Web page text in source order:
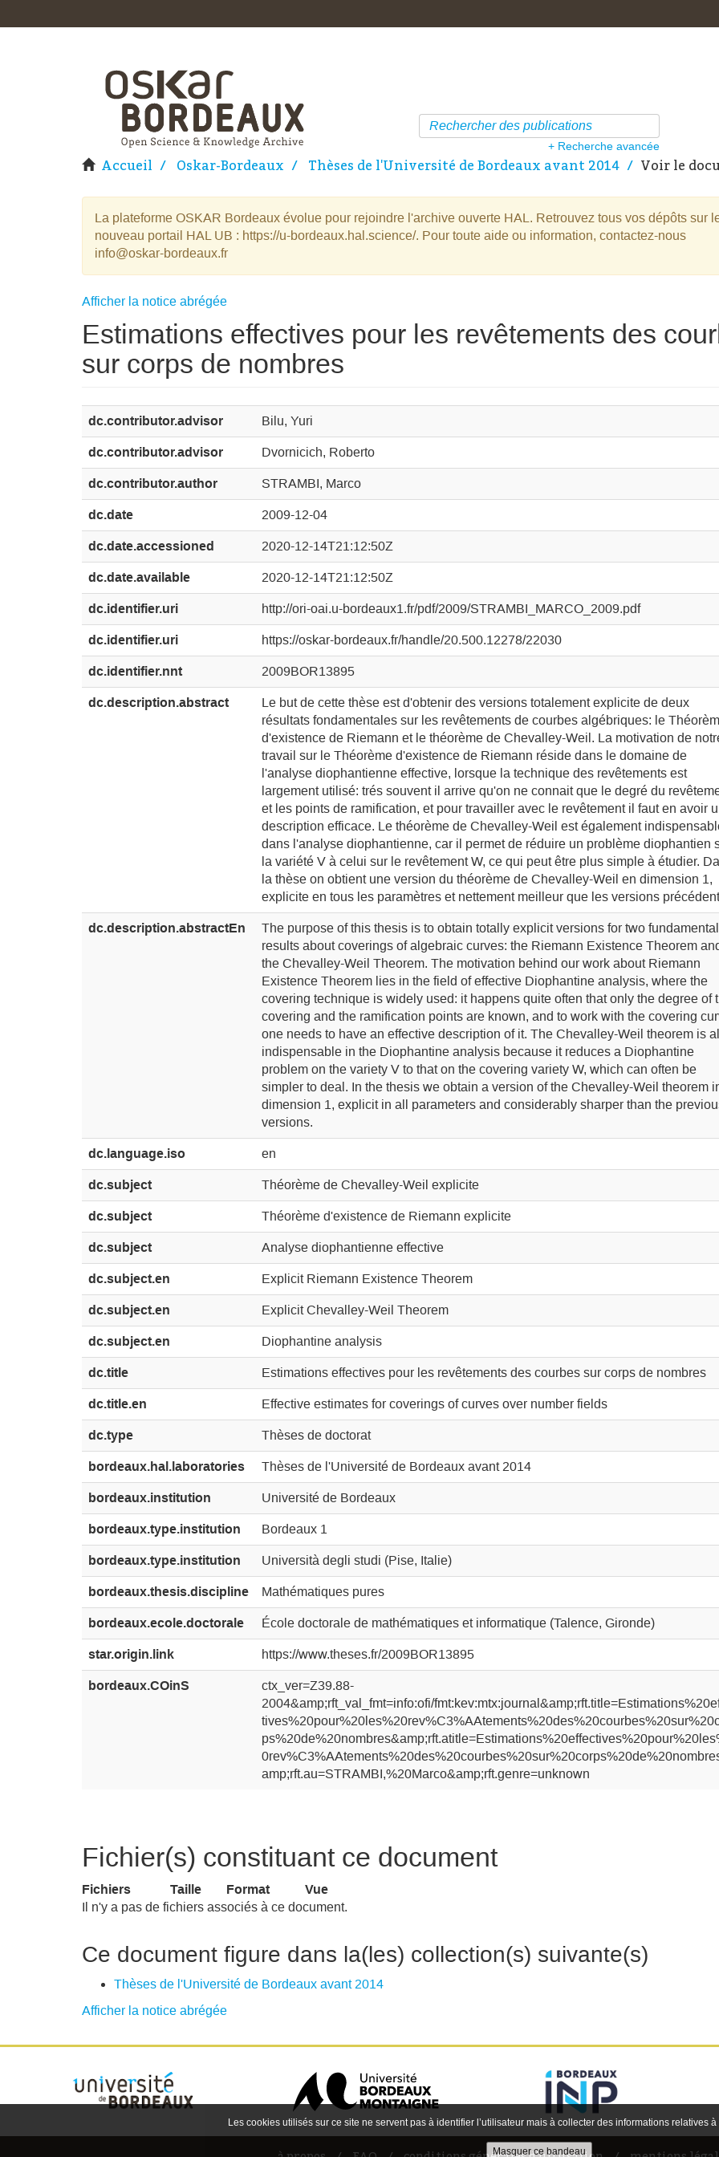
+ Recherche avancée
Accueil Oskar-Bordeaux Thèses de l'Université de Bordeaux avant 2014 Voir le
La plateforme OSKAR Bordeaux évolue pour rejoindre l'archive ouverte HAL. Retrouvez tous vos dépôts sur
nouveau portail HAL UB : https://u-bordeaux.hal.science/. Pour toute aide ou information, contactez-nous
info@oskar-bordeaux.fr
Afficher la notice abrégée
Estimations effectives pour les revêtements des
sur corps de nombres
dc.contributor.advisor Bilu, Yuri
dc.contributor.advisor Dvornicich, Roberto
dc.contributor.author STRAMBI, Marco
dc.date 2009-12-04
dc.date.accessioned 2020-12-14T21:12:50Z
dc.date.available 2020-12-14T21:12:50Z
dc.identifier.uri http://ori-oai.u-bordeaux1.fr/pdf/2009/STRAMBI_MARCO_2009.pdf
dc.identifier.uri https://oskar-bordeaux.fr/handle/20.500.12278/22030
dc.identifier.nnt 2009BOR13895
dc.description.abstract
Le but de cette thèse est d'obtenir des versions totalement explicite de deux
résultats fondamentales sur les revêtements de courbes algébriques: le
d'existence de Riemann et le théorème de Chevalley-Weil. La motivation de
travail sur le Théorème d'existence de Riemann réside dans le domaine de
l'analyse diophantienne effective, lorsque la technique des revêtements est
largement utilisé: trés souvent il arrive qu'on ne connait que le degré du
et les points de ramification, et pour travailler avec le revêtement il faut en avoir
description efficace. Le théorème de Chevalley-Weil est également
dans l'analyse diophantienne, car il permet de réduire un problème diophantien
la variété V à celui sur le revêtement W, ce qui peut être plus simple à étudier.
la thèse on obtient une version du théorème de Chevalley-Weil en dimension 1,
explicite en tous les paramètres et nettement meilleur que les versions
dc.description.abstractEn
The purpose of this thesis is to obtain totally explicit versions for two fundamental
results about coverings of algebraic curves: the Riemann Existence Theorem
the Chevalley-Weil Theorem. The motivation behind our work about Riemann
Existence Theorem lies in the field of effective Diophantine analysis, where the
covering technique is widely used: it happens quite often that only the degree of
covering and the ramification points are known, and to work with the covering
one needs to have an effective description of it. The Chevalley-Weil theorem is
indispensable in the Diophantine analysis because it reduces a Diophantine
problem on the variety V to that on the covering variety W, which can often be
simpler to deal. In the thesis we obtain a version of the Chevalley-Weil theorem
dimension 1, explicit in all parameters and considerably sharper than the
versions.
dc.language.iso en
dc.subject Théorème de Chevalley-Weil explicite
dc.subject Théorème d'existence de Riemann explicite
dc.subject Analyse diophantienne effective
dc.subject.en Explicit Riemann Existence Theorem
dc.subject.en Explicit Chevalley-Weil Theorem
dc.subject.en Diophantine analysis
dc.title Estimations effectives pour les revêtements des courbes sur corps de nombres
dc.title.en Effective estimates for coverings of curves over number fields
dc.type Thèses de doctorat
bordeaux.hal.laboratories Thèses de l'Université de Bordeaux avant 2014
bordeaux.institution Université de Bordeaux
bordeaux.type.institution Bordeaux 1
bordeaux.type.institution Università degli studi (Pise, Italie)
bordeaux.thesis.discipline Mathématiques pures
bordeaux.ecole.doctorale École doctorale de mathématiques et informatique (Talence, Gironde)
star.origin.link https://www.theses.fr/2009BOR13895
bordeaux.COinS
ctx_ver=Z39.88-
2004&amp;rft_val_fmt=info:ofi/
amp;rft.au=STRAMBI,%20Marco&amp;rft.genre=unknown
Fichier(s) constituant ce document
Fichiers Taille Format
Vue
Il n'y a pas de fichiers associés à ce document.
Ce document figure dans la(les) collection(s) suivante(s)
Thèses de l'Université de Bordeaux avant 2014
Afficher la notice abrégée
Les cookies utilisés sur ce site ne servent pas à identifier l’utilisateur mais à collecter des informations relatives